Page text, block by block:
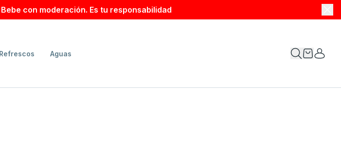
con moderación. Es tu responsabilidad
Refrescos Aguas